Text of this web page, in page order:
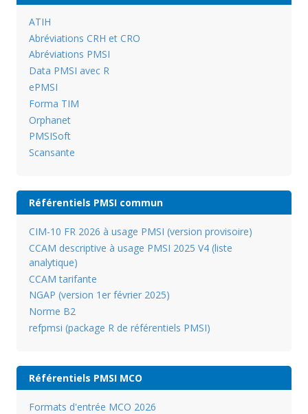
ATIH
Abréviations CRH et CRO
Abréviations PMSI
Data PMSI avec R
ePMSI
Forma TIM
Orphanet
PMSISoft
Scansante
Référentiels PMSI commun
CIM-10 FR 2026 à usage PMSI (version provisoire)
CCAM descriptive à usage PMSI 2025 V4 (liste
analytique)
CCAM tarifante
NGAP (version 1er février 2025)
Norme B2
refpmsi (package R de référentiels PMSI)
Référentiels PMSI MCO
Formats d'entrée MCO 2026